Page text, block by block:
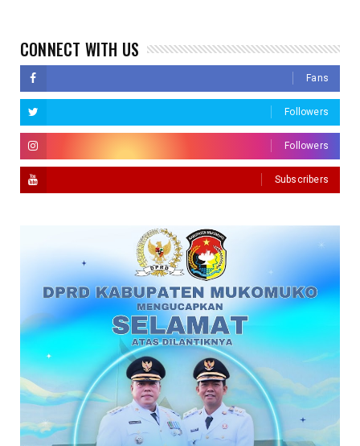
CONNECT WITH US
Fans
Followers
Followers
Subscribers